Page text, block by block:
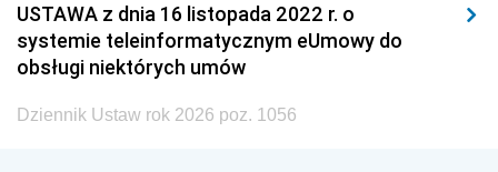
USTAWA z dnia 16 listopada 2022 r. o
systemie teleinformatycznym eUmowy do
obsługi niektórych umów
Dziennik Ustaw rok 2026 poz. 1056